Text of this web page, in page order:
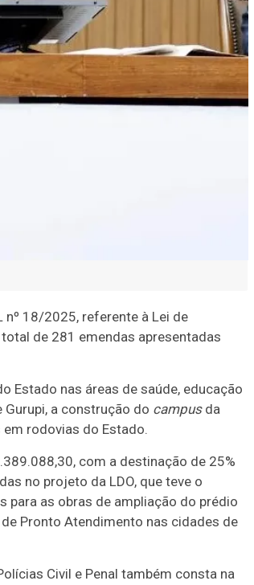
nº 18/2025, referente à Lei de
de 281 emendas apresentadas
Estado nas áreas de saúde, educação
a construção do campus da
rodovias do Estado.
com a destinação de 25%
no projeto da LDO, que teve o
para as obras de ampliação do prédio
Pronto Atendimento nas cidades de
Civil e Penal também consta na